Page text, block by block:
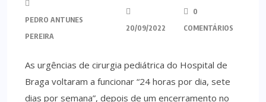
PEDRO ANTUNES
PEREIRA
20/09/2022
0
COMENTÁRIOS
As urgências de cirurgia pediátrica do Hospital de
Braga voltaram a funcionar “24 horas por dia, sete
dias por semana”, depois de um encerramento no